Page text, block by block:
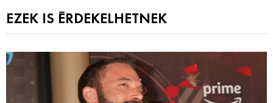
EZEK IS ÉRDEKELHETNEK